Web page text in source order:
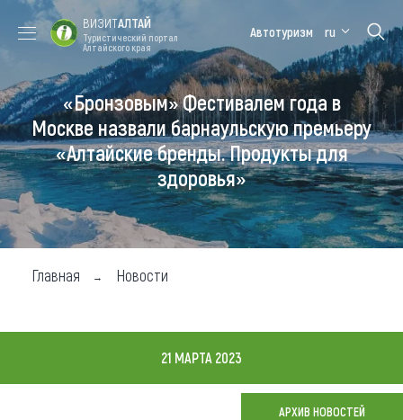
Форум VISIT
ALTAI
Цветение
маральника
Медицинский
форум
Алтайская
зимовка
Туры
Где побывать
Чем заняться
Где остановиться
ВИЗИТАЛТАЙ
Туристический портал
Алтайского края
Автотуризм ru
«Бронзовым» Фестивалем года в
Москве назвали барнаульскую премьеру
«Алтайские бренды. Продукты для
здоровья»
Главная Новости
21 МАРТА 2023
АРХИВ НОВОСТЕЙ